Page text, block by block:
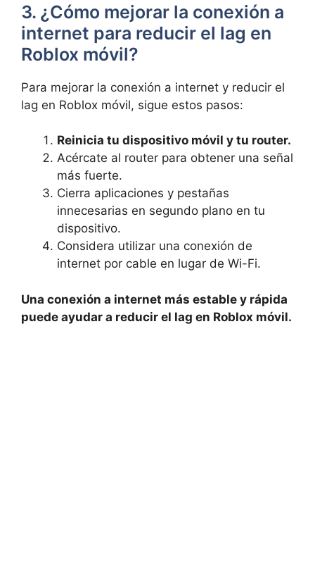
3.⁣ ¿Cómo mejorar‍ la conexión a
internet para reducir el lag ‌en⁤
Roblox ​móvil?
Para‍ mejorar la conexión⁢ a internet y reducir el
lag en Roblox móvil, sigue estos pasos:
Reinicia tu dispositivo⁢ móvil y​ tu router.
Acércate⁣ al⁣ router para ‌obtener una señal⁢
más ⁣fuerte.
Cierra aplicaciones y pestañas
innecesarias en segundo plano en tu
dispositivo.
Considera ‌utilizar una conexión de
internet por cable ⁢en lugar de Wi-Fi.
Una conexión a internet más estable ‌y rápida
puede ayudar a reducir ‌el lag en Roblox móvil.